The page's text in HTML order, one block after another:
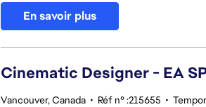
En savoir plus
Cinematic Designer - EA
Vancouver, Canada • Réf n° :215655 •